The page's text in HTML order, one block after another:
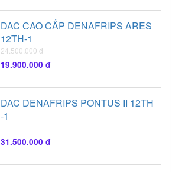
DAC CAO CẤP DENAFRIPS ARES
12TH-1
24.500.000 đ
19.900.000 đ
DAC DENAFRIPS PONTUS II 12TH
-1
31.500.000 đ